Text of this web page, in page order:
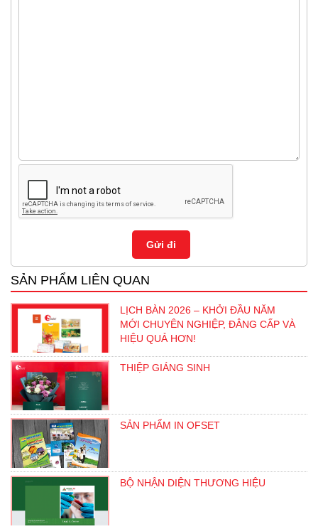
SẢN PHẨM LIÊN QUAN
LỊCH BÀN 2026 – KHỞI ĐẦU NĂM
MỚI CHUYÊN NGHIỆP, ĐẲNG CẤP VÀ
HIỆU QUẢ HƠN!
THIỆP GIÁNG SINH
SẢN PHẨM IN OFSET
BỘ NHẬN DIỆN THƯƠNG HIỆU